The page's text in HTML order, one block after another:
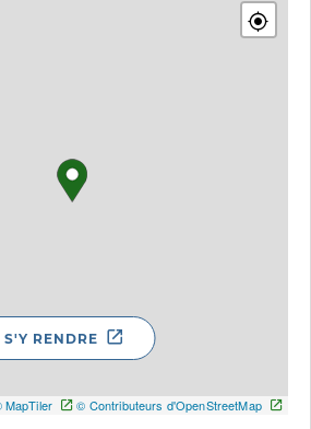
MapTiler © Contributeurs d'OpenStreetMap
S'Y RENDRE